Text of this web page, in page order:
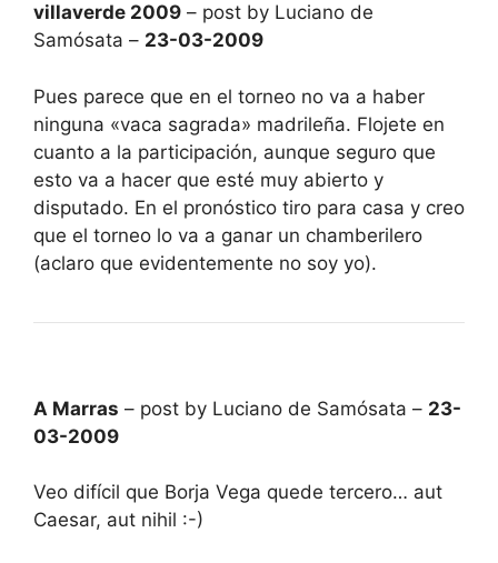
villaverde 2009 – post by Luciano de
Samósata – 23-03-2009
Pues parece que en el torneo no va a haber
ninguna «vaca sagrada» madrileña. Flojete en
cuanto a la participación, aunque seguro que
esto va a hacer que esté muy abierto y
disputado. En el pronóstico tiro para casa y creo
que el torneo lo va a ganar un chamberilero
(aclaro que evidentemente no soy yo).
A Marras – post by Luciano de Samósata – 23-
03-2009
Veo difícil que Borja Vega quede tercero… aut
Caesar, aut nihil :-)